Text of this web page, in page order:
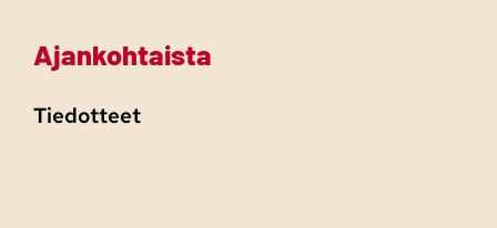
Ajankohtaista
Tiedotteet